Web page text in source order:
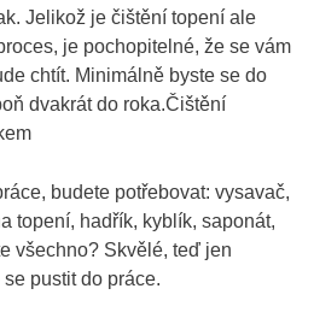
Jelikož je čištění topení ale
je pochopitelné, že se vám
chtít. Minimálně byste se do
dvakrát do roka.Čištění
budete potřebovat: vysavač,
topení, hadřík, kyblík, saponát,
všechno? Skvělé, teď jen
pustit do práce.